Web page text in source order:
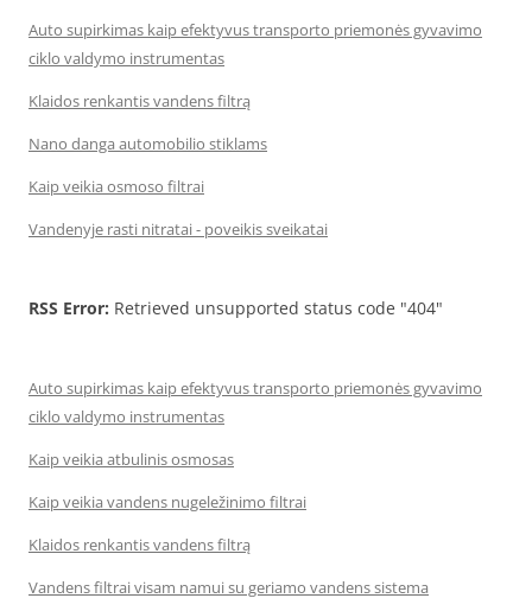
Auto supirkimas kaip efektyvus transporto priemonės gyvavimo
ciklo valdymo instrumentas
Klaidos renkantis vandens filtrą
Nano danga automobilio stiklams
Kaip veikia osmoso filtrai
Vandenyje rasti nitratai - poveikis sveikatai
RSS Error: Retrieved unsupported status code "404"
Auto supirkimas kaip efektyvus transporto priemonės gyvavimo
ciklo valdymo instrumentas
Kaip veikia atbulinis osmosas
Kaip veikia vandens nugeležinimo filtrai
Klaidos renkantis vandens filtrą
Vandens filtrai visam namui su geriamo vandens sistema